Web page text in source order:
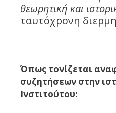
θεωρητική και
ταυτόχρονη
Όπως τονίζεται
συζητήσεων στην
Ινστιτούτου: